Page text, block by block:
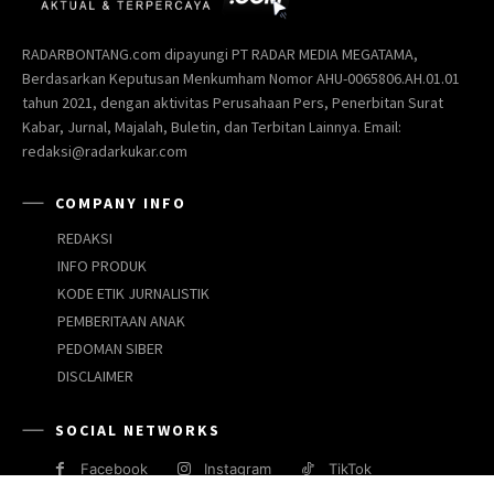
RADARBONTANG.com dipayungi PT RADAR MEDIA MEGATAMA,
Berdasarkan Keputusan Menkumham Nomor AHU-0065806.AH.01.01
tahun 2021, dengan aktivitas Perusahaan Pers, Penerbitan Surat
Kabar, Jurnal, Majalah, Buletin, dan Terbitan Lainnya. Email:
redaksi@radarkukar.com
COMPANY INFO
REDAKSI
INFO PRODUK
KODE ETIK JURNALISTIK
PEMBERITAAN ANAK
PEDOMAN SIBER
DISCLAIMER
SOCIAL NETWORKS
Facebook Instagram TikTok